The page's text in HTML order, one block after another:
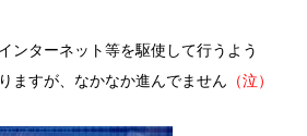
ンターネット等を駆使して行うよう
ますが、なかなか進んでません （泣）